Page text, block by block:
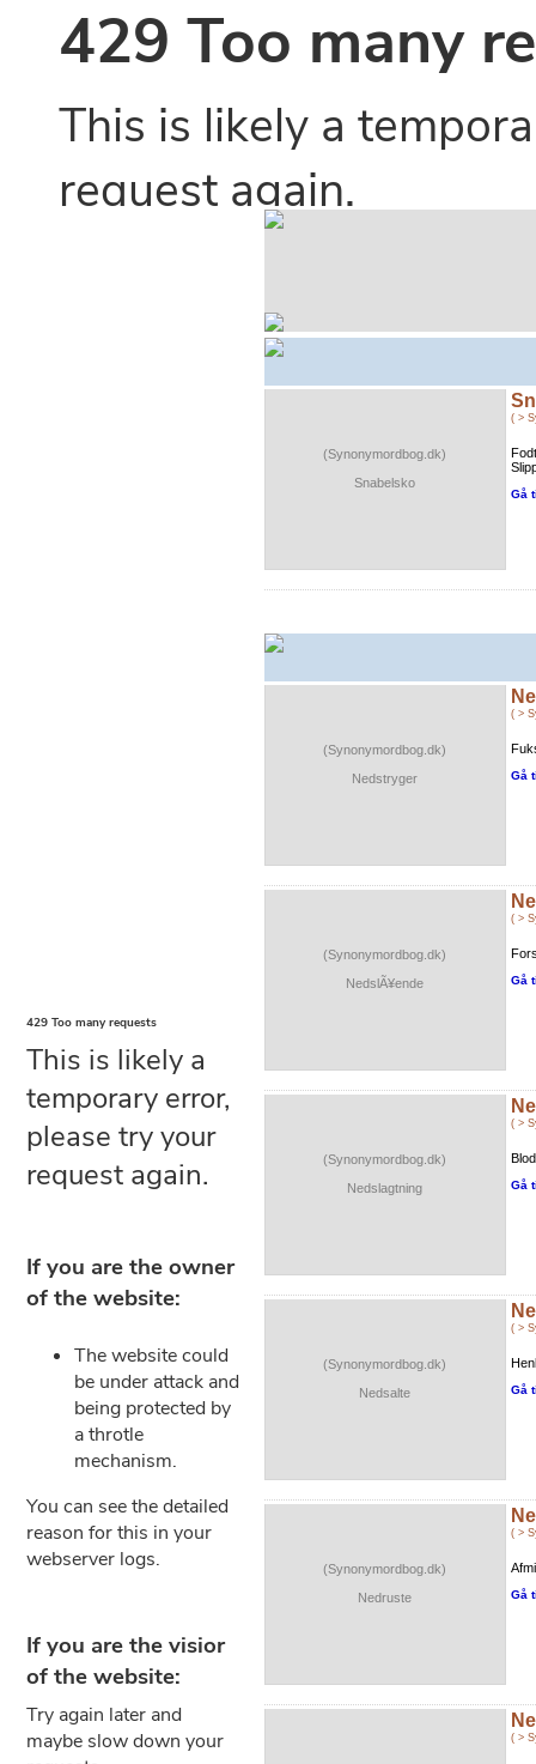
(Synonymordbog.dk)
Snabelsko
( >
Gå
(Synonymordbog.dk)
Nedstryger
( >
Gå
(Synonymordbog.dk)
NedslÃ¥ende
( >
Gå
(Synonymordbog.dk)
Nedslagtning
( >
Gå
(Synonymordbog.dk)
Nedsalte
( >
Gå
(Synonymordbog.dk)
Nedruste
( >
Gå
( >